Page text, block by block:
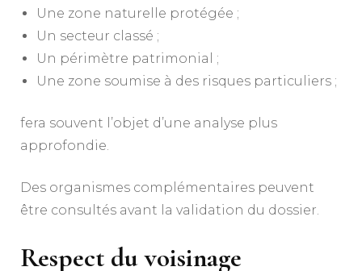
Une zone naturelle protégée ;
Un secteur classé ;
Un périmètre patrimonial ;
Une zone soumise à des risques particuliers ;
fera souvent l’objet d’une analyse plus
approfondie.
Des organismes complémentaires peuvent
être consultés avant la validation du dossier.
Respect du voisinage